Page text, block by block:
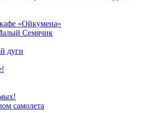
«Ойкумена»
Семячик
дуги
самолета